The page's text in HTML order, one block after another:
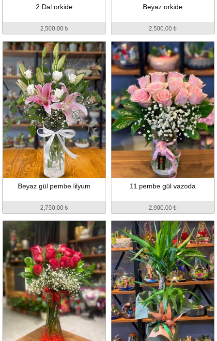
2 Dal orkide
2,500.00 ₺
Beyaz orkide
2,500.00 ₺
Beyaz gül pembe lilyum
2,750.00 ₺
11 pembe gül vazoda
2,900.00 ₺